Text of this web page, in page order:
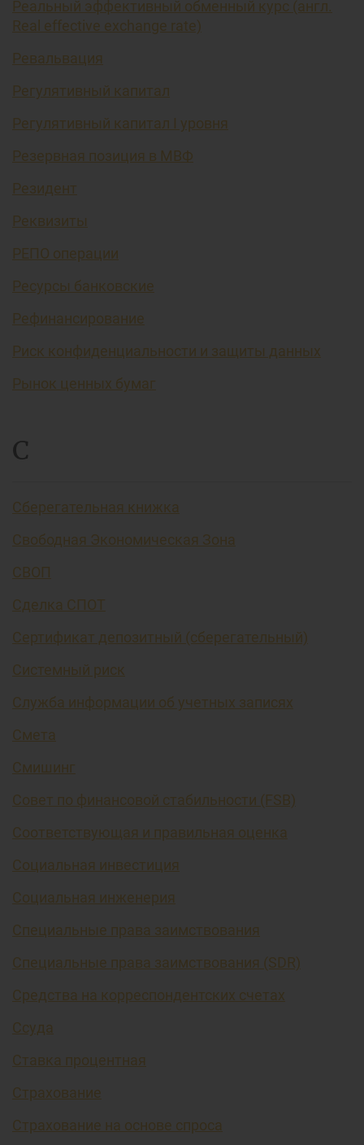
Реальный эффективный обменный курс (англ.
Real effective exchange rate)
Ревальвация
Регулятивный капитал
Регулятивный капитал I уровня
Резервная позиция в МВФ
Резидент
Реквизиты
РЕПО операции
Ресурсы банковские
Рефинансирование
Риск конфиденциальности и защиты данных
Рынок ценных бумаг
С
Сберегательная книжка
Свободная Экономическая Зона
СВОП
Сделка СПОТ
Сертификат депозитный (сберегательный)
Системный риск
Служба информации об учетных записях
Смета
Смишинг
Совет по финансовой стабильности (FSB)
Соответствующая и правильная оценка
Социальная инвестиция
Социальная инженерия
Специальные права заимствования
Специальные права заимствования (SDR)
Средства на корреспондентских счетах
Ссуда
Ставка процентная
Страхование
Страхование на основе спроса